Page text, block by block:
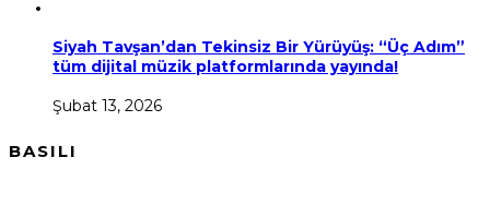
Siyah Tavşan’dan Tekinsiz Bir Yürüyüş: “Üç Adım”
tüm dijital müzik platformlarında yayında!
Şubat 13, 2026
BASILI